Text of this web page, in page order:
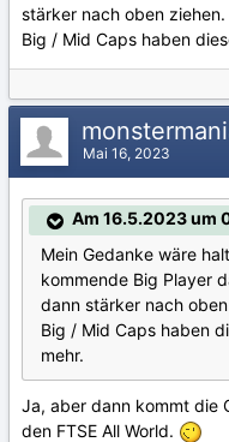
stärker nach oben ziehen.
Big / Mid Caps haben
Mai 16, 2023
Am 16.5.2023 um
Mein Gedanke wäre
kommende Big Player
dann stärker nach
Big / Mid Caps haben
mehr.
Ja, aber dann kommt die
den FTSE All World.